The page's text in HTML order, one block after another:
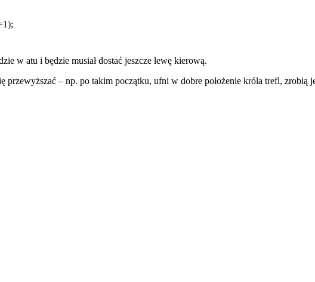
w atu i będzie musiał dostać jeszcze lewę kierową.
przewyższać – np. po takim początku, ufni w dobre położenie króla trefl, zrobią